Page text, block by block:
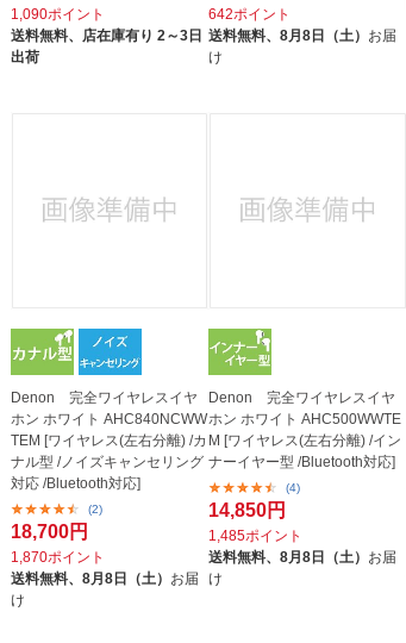
1,090ポイント
送料無料、 店在庫有り 2～3日
出荷
642ポイント
送料無料、8月8日（土） お届
け
Denon 完全ワイヤレスイヤ
ホン ホワイト AHC840NCWW
TEM [ワイヤレス(左右分離) /カ
ナル型 /ノイズキャンセリング
対応 /Bluetooth対応]
(2)
18,700円
1,870ポイント
送料無料、 8月8日（土） お届
け
Denon 完全ワイヤレスイヤ
ホン ホワイト AHC500WWTE
M [ワイヤレス(左右分離) /イン
ナーイヤー型 /Bluetooth対応]
(4)
14,850円
1,485ポイント
送料無料、8月8日（土） お届
け